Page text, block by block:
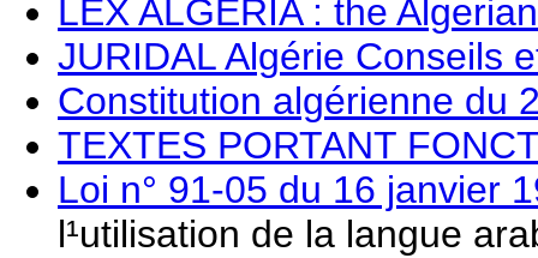
LEX ALGERIA : the
JURIDAL Algérie Conseils
Constitution algérienne du
TEXTES PORTANT
Loi n° 91-05 du 16 janvier
l¹utilisation de la langue